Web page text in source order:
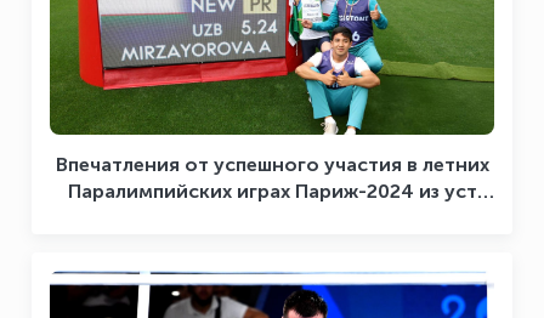
Впечатления от успешного участия в летних
Паралимпийских играх Париж-2024 из уст